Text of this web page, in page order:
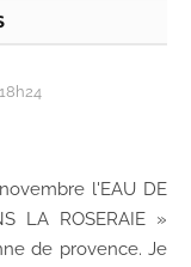
l'EAU DE
LA ROSERAIE »
de provence. Je